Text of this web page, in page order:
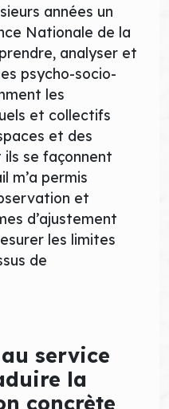
années un
Nationale de la
analyser et
psycho-socio-
les
et collectifs
et des
se façonnent
m’a permis
et
d’ajustement
les limites
de
service
la
concrète